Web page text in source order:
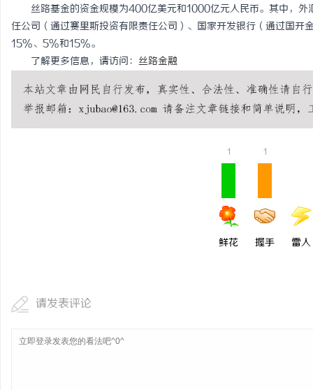
丝路基金的资金规模为400亿美元和1000亿元人民币。其中，
任公司（通过赛里斯投资有限责任公司）、国家开发银行（通过国
15%、5%和15%。
了解更多信息，请访问： 丝路金融
1
鲜花
1
握手 雷人
请发表评论